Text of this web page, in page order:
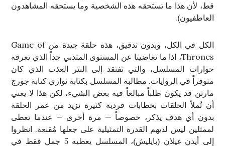
قط، ﻷن هذا ما تستحقه هذه الشخصية وما يستحقه المشاهدون
العاطفيون).
الكل في الكل، وبدون تدقيق، هذه حلقة جيدة من Game of
Thrones، اذا ما تغاضينا عن المستوى المتدني جداً الذي تعرفه
حوارات المسلسل، والتي تفتقد إلى النثر العذب الذي كان
متوفراً في الروايات. مطالبة المسلسل بكتابة توازي كتابة جورج
مارتن قد يكون طلباً مبالغاً فيه بعض الشيء، لكن هذا لا يعني
أن تُملأ الحلقات بخطابات فردية كثيرة تزيد من عمر الحلقة
بدون أي هدف يذكر، خصوصاً — مرة أخرى — عندما تعطى
لممثلين ليس لديهم القدرة التمثيلية على جعلها مُقنعة. انظروا
إلى أيدن غيلان (بايليش)، المسلسل يعطيه 5 جمل فقط في